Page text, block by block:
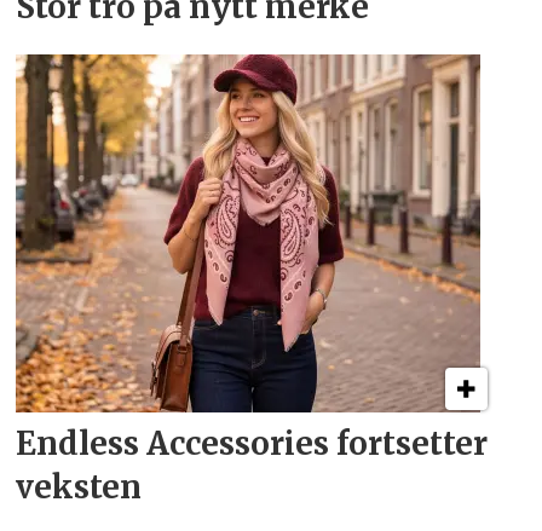
Stor tro på nytt merke
Endless Accessories fortsetter
veksten